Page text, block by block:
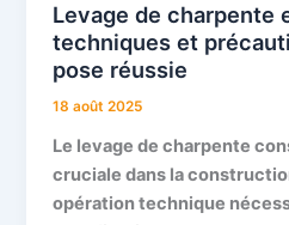
Levage de charpente
techniques et
pose réussie
18 août 2025
Le levage de charpente
cruciale dans la
opération technique